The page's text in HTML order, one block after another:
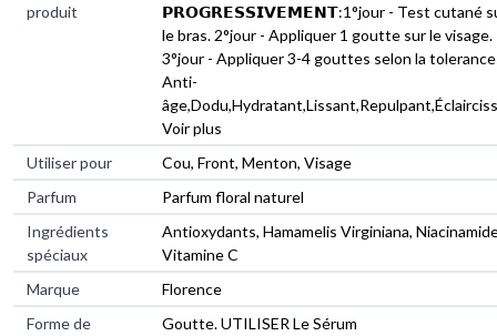
produit
𝗣𝗥𝗢𝗚𝗥𝗘𝗦𝗦𝗜𝗩𝗘𝗠𝗘𝗡𝗧:1°jour - Test cutané
le bras. 2°jour - Appliquer 1 goutte sur le visage.
3°jour - Appliquer 3-4 gouttes selon la
Anti-
Voir plus
Utiliser pour
Cou, Front, Menton, Visage
Parfum
Parfum floral naturel
Ingrédients
spéciaux
Antioxydants, Hamamelis Virginiana,
Vitamine C
Marque
Florence
Forme de
Goutte. UTILISER Le Sérum